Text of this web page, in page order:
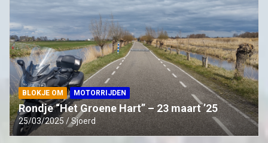
BLOKJE OM MOTORRIJDEN
Rondje “Het Groene Hart” – 23 maart ’25
25/03/2025 Sjoerd